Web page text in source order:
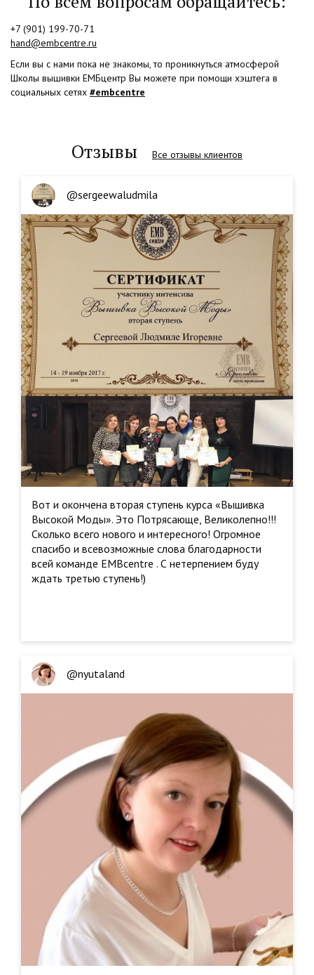
+7 (901) 199-70-71
hand@embcentre.ru
Если вы с нами пока не знакомы, то проникнуться атмосферой
Школы вышивки ЕМБцентр Вы можете при помощи хэштега в
социальных сетях #embcentre
Отзывы Все отзывы клиентов
@sergeewaludmila
Вот и окончена вторая ступень курса «Вышивка
Высокой Моды». Это Потрясающе, Великолепно!!!
Сколько всего нового и интересного! Огромное
спасибо и всевозможные слова благодарности
всей команде EMBcentre . С нетерпением буду
ждать третью ступень!)
@nyutaland